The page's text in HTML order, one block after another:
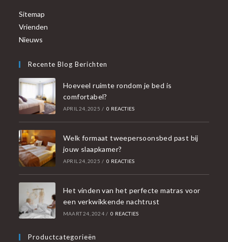
Sitemap
Vrienden
Nieuws
Recente Blog Berichten
Hoeveel ruimte rondom je bed is
comfortabel?
APRIL 24, 2025 / 0 REACTIES
Welk formaat tweepersoonsbed past bij
jouw slaapkamer?
APRIL 24, 2025 / 0 REACTIES
Het vinden van het perfecte matras voor
een verkwikkende nachtrust
MAART 24, 2024 / 0 REACTIES
Productcategorieën